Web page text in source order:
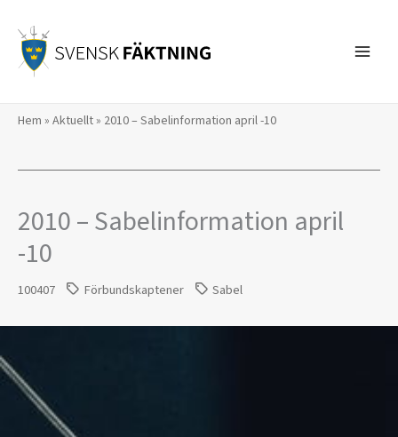
innehåll
Hem » Aktuellt» 2010 – Sabelinformation april -10
2010 – Sabelinformation april
-10
100407 Förbundskaptener Sabel